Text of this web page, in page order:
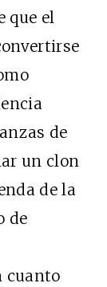
que el
de
un clon
de la
de
cuanto